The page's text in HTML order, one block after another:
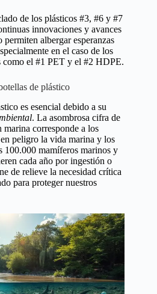
de los plásticos #3, #6 y #7
innovaciones y avances
albergar esperanzas
en el caso de los
como el #1 PET y el #2 HDPE.
de plástico
es esencial debido a su
. La asombrosa cifra de
corresponde a los
peligro la vida marina y los
100.000 mamíferos marinos y
cada año por ingestión o
de relieve la necesidad crítica
para proteger nuestros